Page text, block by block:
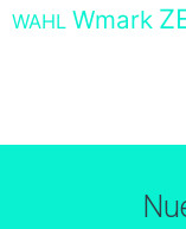
WAHL Wmark